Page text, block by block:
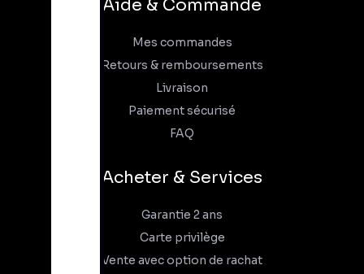
Aide & Commande
Mes commandes
Retours & remboursements
Livraison
Paiement sécurisé
FAQ
Acheter & Services
Garantie 2 ans
Carte privilège
Vente avec option de rachat